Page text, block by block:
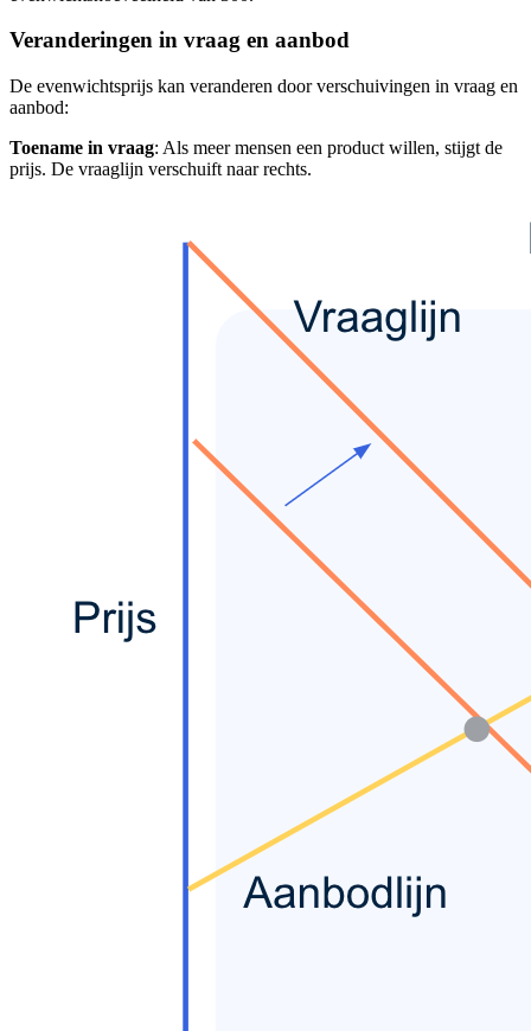
Veranderingen in vraag en aanbod
De evenwichtsprijs kan veranderen door verschuivingen in vraag en
aanbod:
Toename in vraag: Als meer mensen een product willen, stijgt de
prijs. De vraaglijn verschuift naar rechts.